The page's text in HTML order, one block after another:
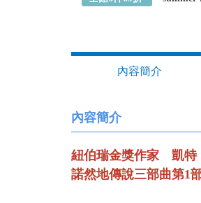
內容簡介
內容簡介
紐伯瑞金獎作家 凱
諾然地傳說三部曲第1